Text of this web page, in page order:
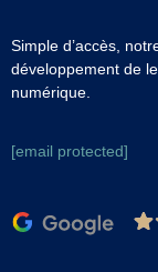
Simple d’accès,
développement de
numérique.
[email protected]